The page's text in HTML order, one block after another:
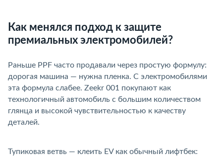
Как менялся подход к защите
премиальных электромобилей?
Раньше PPF часто продавали через простую формулу:
дорогая машина — нужна пленка. С электромобилями
эта формула слабее. Zeekr 001 покупают как
технологичный автомобиль с большим количеством
лянца и высокой чувствительностью к качеству
деталей.
Тупиковая ветвь — клеить EV как обычный лифтбек: